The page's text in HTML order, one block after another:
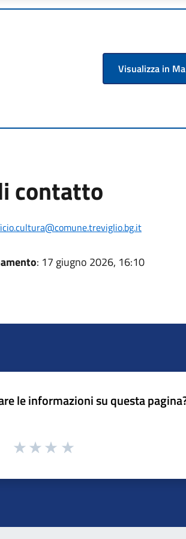
Visualizza in
contatto
: 17 giugno 2026, 16:10
le informazioni su questa